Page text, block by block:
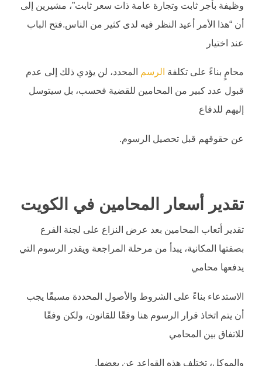
وظيفة بأجر ثابت وتجارة عامة ذات سعر ثابت”، مشيرين إلى
أن “هذا الأمر أعيد النظر فيه لدى كثير من الناس.فتح الباب
عند اختيار
محامٍ بناءً على تكلفة الرسم
المحدد، لن يؤدي ذلك إلى عدم
قبول عدد كبير من المحامين للقضية فحسب، بل سيتوسل
إليهم للدفاع
عن حقوقهم قبل تحصيل الرسوم.
تقدير أسعار المحامين في الكويت
تقدير أتعاب المحامين بعد عرض النزاع على لجنة الفرع
بصفتها المكانية، يبدأ من مرحلة المراجعة ويقدر الرسوم التي
يدفعها محامي
الاستدعاء بناءً على الشروط والأصول المحددة مسبقًا يجب
أن يتم اتخاذ قرار الرسوم هنا وفقًا للقانون، ولكن وفقًا
للاتفاق بين المحامي
والموكل، تختلف هذه القواعد عن بعضها.